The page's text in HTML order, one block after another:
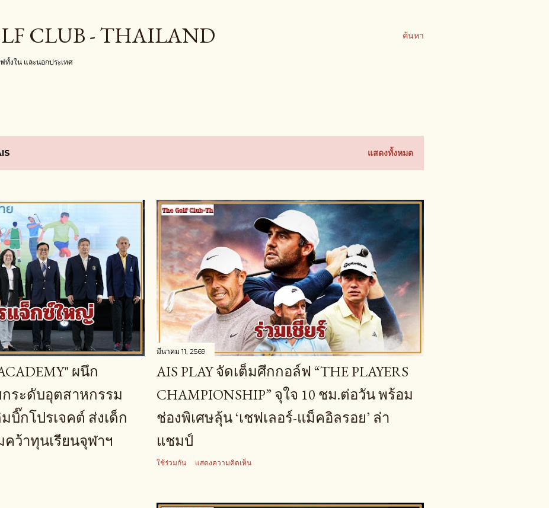
ค้นหา
CLUB - THAILAND
ทั้งใน และนอกประเทศ
แสดงทั้งหมด
ผนึก
ระดับอุตสาหกรรม
บิ๊กโปรเจคต์ ส่งเด็ก
ว้าทุนเรียนจุฬาฯ
มีนาคม 11, 2569
AIS PLAY จัดเต็มศึกกอล์ฟ “THE PLAYERS
CHAMPIONSHIP” จุใจ 10 ชม.ต่อวัน พร้อม
ช่องพิเศษลุ้น ‘เชฟเลอร์-แม็คอิลรอย’ ล่า
แชมป์
ใช้ร่วมกัน แสดงความคิดเห็น